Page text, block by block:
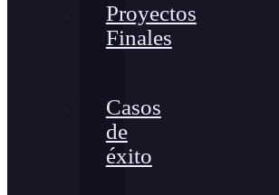
Proyectos
Finales
Casos
de
éxito